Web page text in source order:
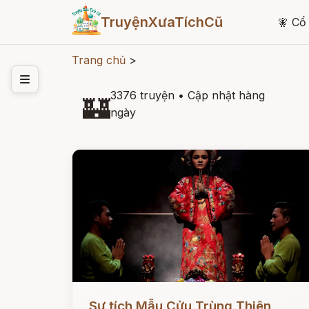
TruyệnXưaTíchCũ 🧚
Trang chủ >
🏰3376 truyện • Cập nhật hàng
ngày